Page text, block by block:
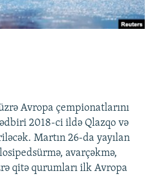
STANDARTLARIMIZ
Avropa çempionatlarını
2018-ci ildə Qlazqo və
Martın 26-da yayılan
avarçəkmə,
qitə qurumları ilk Avropa